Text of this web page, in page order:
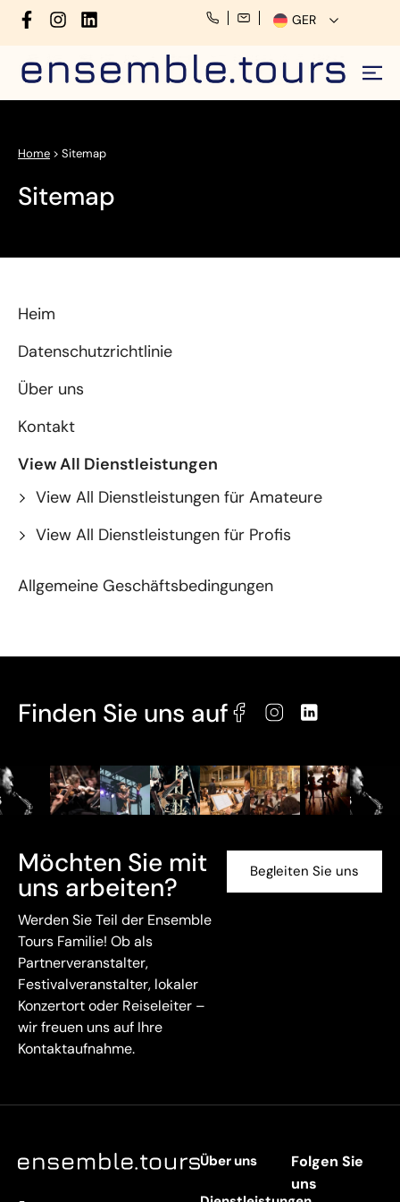
GER
Home > Sitemap
Sitemap
Heim
Datenschutzrichtlinie
Über uns
Kontakt
Dienstleistungen
Dienstleistungen für Amateure
Dienstleistungen für Profis
Allgemeine Geschäftsbedingungen
Finden Sie uns auf
Möchten Sie mit
uns arbeiten?
Werden Sie Teil der Ensemble
Tours Familie! Ob als
Partnerveranstalter,
Festivalveranstalter, lokaler
Konzertort oder Reiseleiter –
wir freuen uns auf Ihre
Kontaktaufnahme.
Begleiten Sie uns
Über uns
Folgen Sie
uns